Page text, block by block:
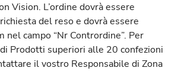
Vision. L’ordine dovrà essere
del reso e dovrà essere
nel campo “Nr Contrordine”. Per
Prodotti superiori alle 20 confezioni
il vostro Responsabile di Zona